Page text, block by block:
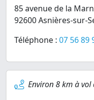
85 avenue de la
92600 Asnières-sur-
Téléphone : 07 56 89
Environ 8 km à